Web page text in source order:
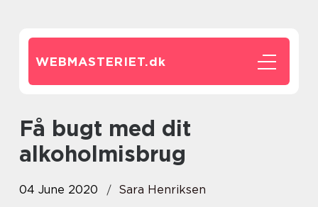
WEBMASTERIET.dk
Få bugt med dit
alkoholmisbrug
04 June 2020
Sara Henriksen